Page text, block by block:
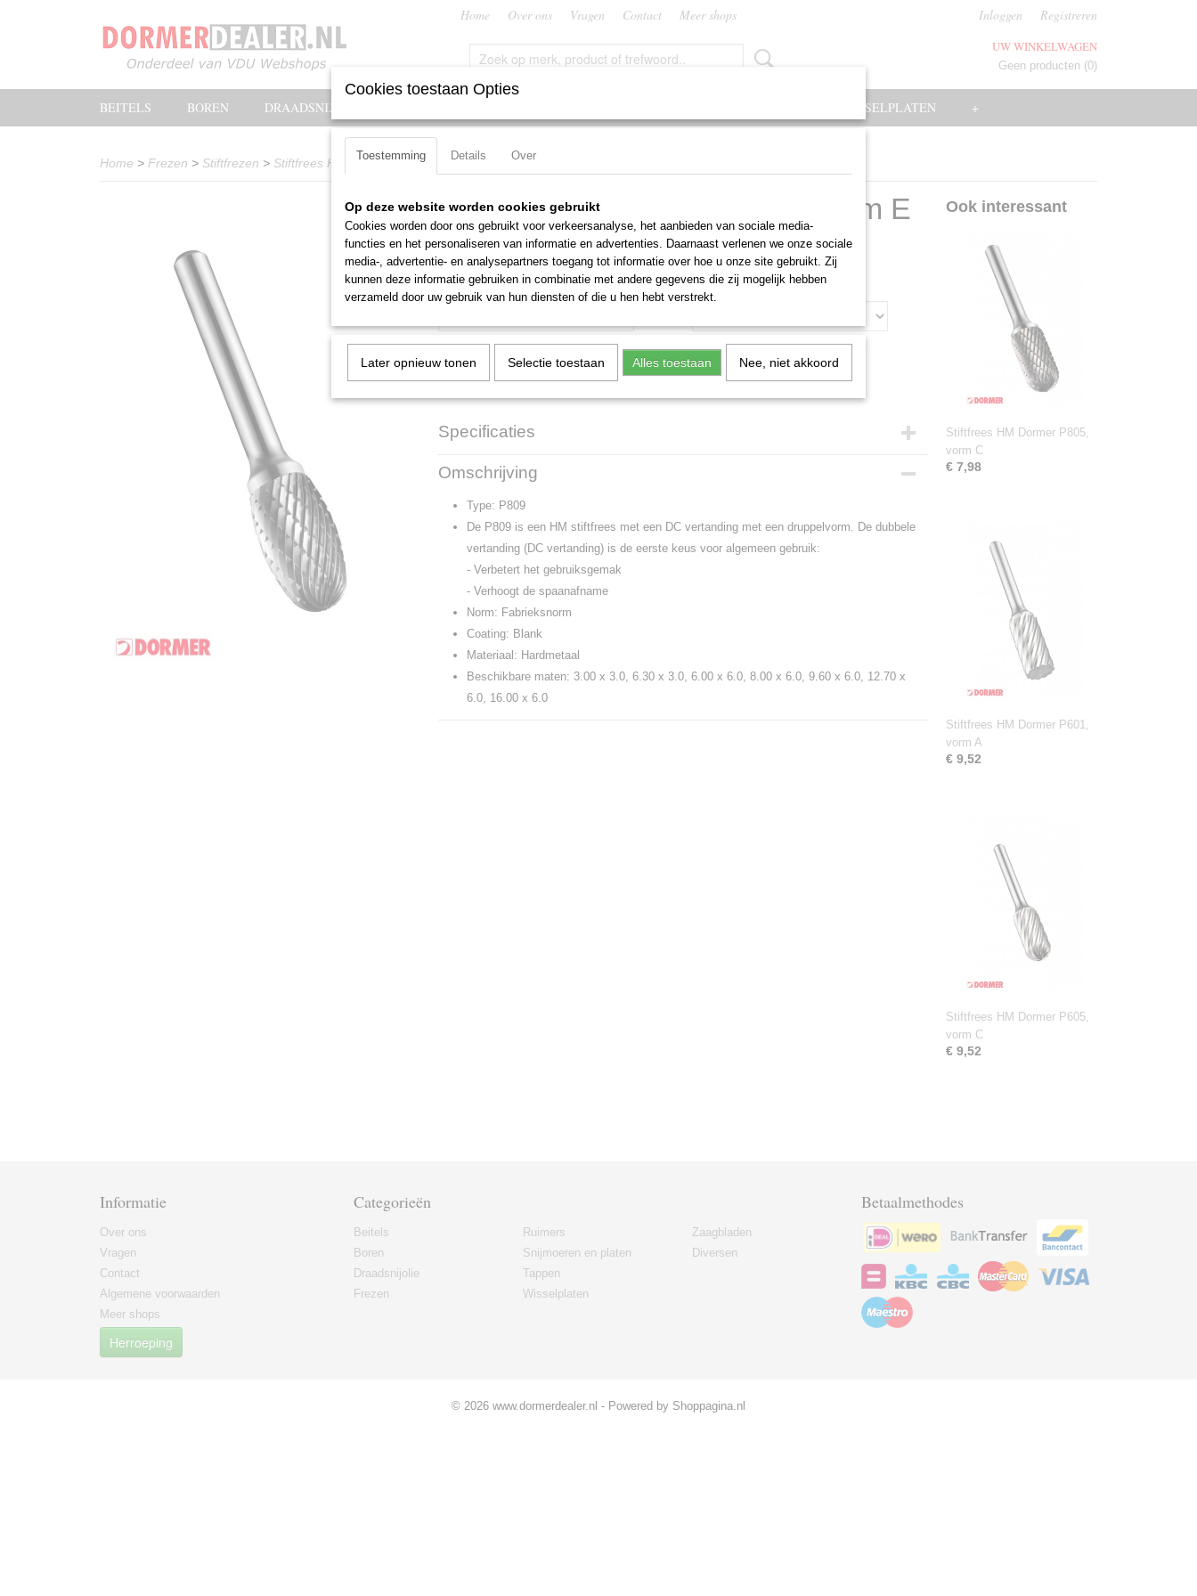
Home Over ons Vragen Contact Meer shops Inloggen Registreren
UW WINKELWAGEN
Geen producten (0)
BEITELS BOREN DRAADSNIJOLIE WISSELPLATEN +
Home > Frezen > Stiftfrezen > Stiftfrees HM Dormer P809, vorm E
Stiftfrees HM Dormer P809, vorm E
€ 7,98
Maat Aantal
Specificaties
Productcode
Omschrijving
Type: P809
De P809 is een HM stiftfrees met een DC vertanding met een druppelvorm. De dubbele
vertanding (DC vertanding) is de eerste keus voor algemeen gebruik:
- Verbetert het gebruiksgemak
- Verhoogt de spaanafname
Norm: Fabrieksnorm
Coating: Blank
Materiaal: Hardmetaal
Beschikbare maten: 3.00 x 3.0, 6.30 x 3.0, 6.00 x 6.0, 8.00 x 6.0, 9.60 x 6.0, 12.70 x
6.0, 16.00 x 6.0
Ook interessant
Stiftfrees HM Dormer P805,
vorm C
€ 7,98
Stiftfrees HM Dormer P601,
vorm A
€ 9,52
Stiftfrees HM Dormer P605,
vorm C
€ 9,52
Informatie
Over ons
Vragen
Contact
Algemene voorwaarden
Meer shops
Herroeping
Categorieën
Beitels
Boren
Draadsnijolie
Frezen
Ruimers
Snijmoeren en platen
Tappen
Wisselplaten
Zaagbladen
Diversen
Betaalmethodes
© 2026 www.dormerdealer.nl - Powered by Shoppagina.nl
Cookies toestaan Opties
Toestemming Details Over
Op deze website worden cookies gebruikt
Cookies worden door ons gebruikt voor verkeersanalyse, het aanbieden van sociale media-
functies en het personaliseren van informatie en advertenties. Daarnaast verlenen we onze sociale
media-, advertentie- en analysepartners toegang tot informatie over hoe u onze site gebruikt. Zij
kunnen deze informatie gebruiken in combinatie met andere gegevens die zij mogelijk hebben
verzameld door uw gebruik van hun diensten of die u hen hebt verstrekt.
Later opnieuw tonen Selectie toestaan Alles toestaan Nee, niet akkoord